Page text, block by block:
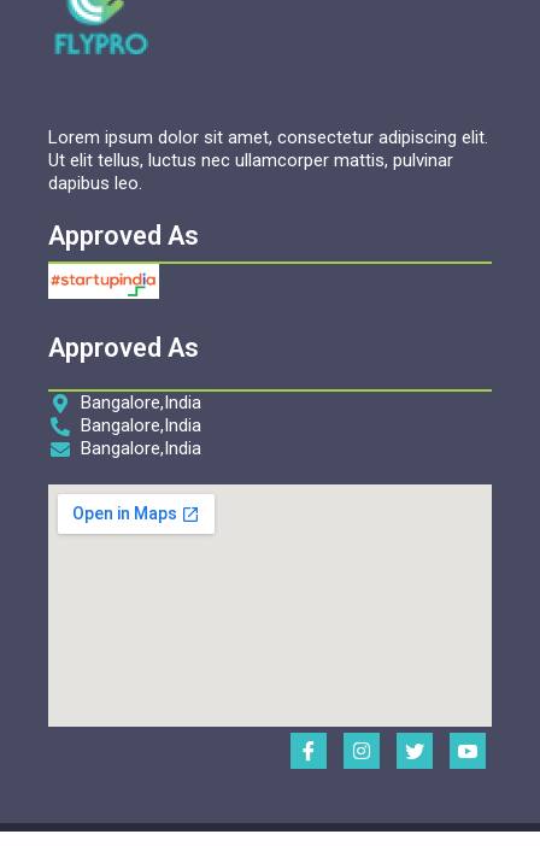
Lorem ipsum dolor sit amet, consectetur adipiscing elit.
Ut elit tellus, luctus nec ullamcorper mattis, pulvinar
dapibus leo.
Approved As
Approved As
Bangalore,India
Bangalore,India
Bangalore,India